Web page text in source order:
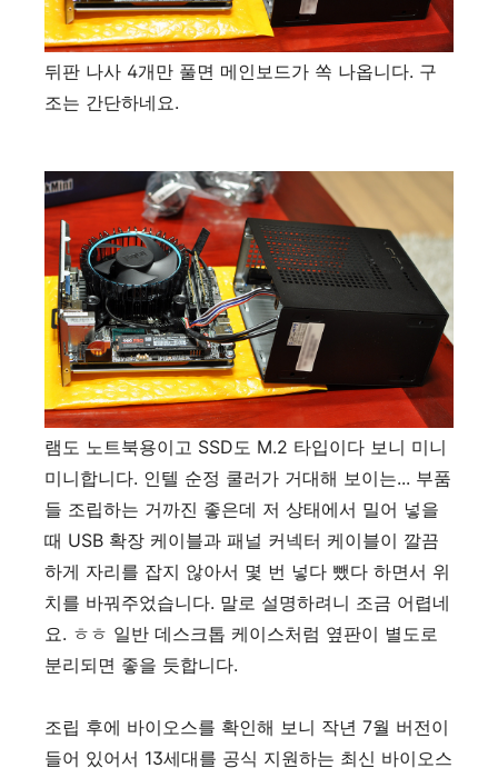
뒤판 나사 4개만 풀면 메인보드가 쏙 나옵니다. 구
조는 간단하네요.
램도 노트북용이고 SSD도 M.2 타입이다 보니 미니
미니합니다. 인텔 순정 쿨러가 거대해 보이는... 부품
들 조립하는 거까진 좋은데 저 상태에서 밀어 넣을
때 USB 확장 케이블과 패널 커넥터 케이블이 깔끔
하게 자리를 잡지 않아서 몇 번 넣다 뺐다 하면서 위
치를 바꿔주었습니다. 말로 설명하려니 조금 어렵네
요. ㅎㅎ 일반 데스크톱 케이스처럼 옆판이 별도로
분리되면 좋을 듯합니다.
조립 후에 바이오스를 확인해 보니 작년 7월 버전이
들어 있어서 13세대를 공식 지원하는 최신 바이오스